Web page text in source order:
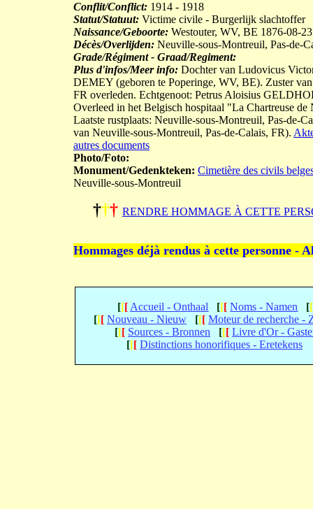
Conflit/Conflict: 1914 - 1918
Statut/Statuut: Victime civile - Burgerlijk slachtoffer
Naissance/Geboorte: Westouter, WV, BE 1876-08-23
Décès/Overlijden: Neuville-sous-Montreuil, Pas-de-
Grade/Régiment - Graad/Regiment:
Plus d'infos/Meer info: Dochter van Ludovicus
DEMEY (geboren te Poperinge, WV, BE). Zuster
FR overleden. Echtgenoot: Petrus Aloisius
Overleed in het Belgisch hospitaal "La Chartreuse
Laatste rustplaats: Neuville-sous-Montreuil, Pas-de-
van Neuville-sous-Montreuil, Pas-de-Calais, FR).
autres documents
Photo/Foto:
Monument/Gedenkteken: Cimetière des civils
Neuville-sous-Montreuil
††† RENDRE HOMMAGE À CETTE
Hommages déjà rendus à cette personne -
[[[ Accueil - Onthaal [[[ Noms - Namen [[
[[[ Nouveau - Nieuw [[[ Moteur de recherche -
[[[ Sources - Bronnen [[[ Livre d'Or -
[[[ Distinctions honorifiques - Eretekens